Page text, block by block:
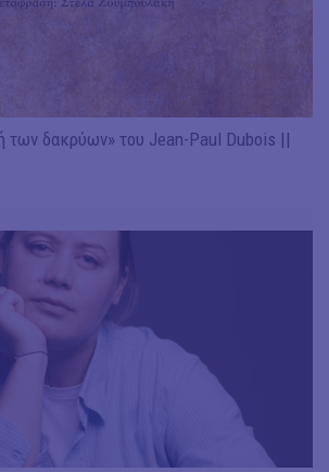
των δακρύων» του Jean-Paul Dubois ||